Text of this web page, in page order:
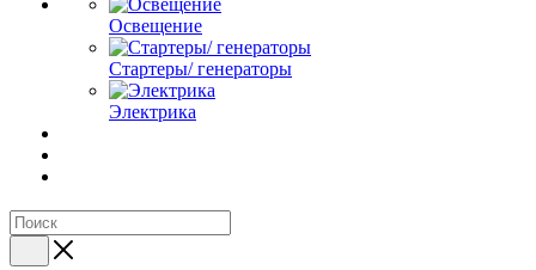
Освещение
Стартеры/ генераторы
Электрика